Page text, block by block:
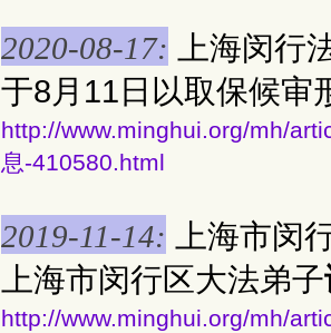
2020-08-17: 上海闵行
于8月11日以取保候审
http://www.minghui.org/mh/
息-410580.html
2019-11-14: 上海市闵
上海市闵行区大法弟子
http://www.minghui.org/mh/